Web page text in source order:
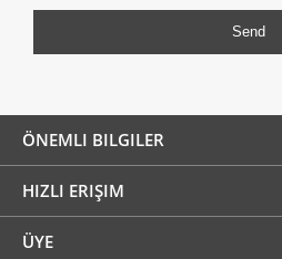
ÖNEMLI BILGILER
HIZLI ERIŞIM
ÜYE